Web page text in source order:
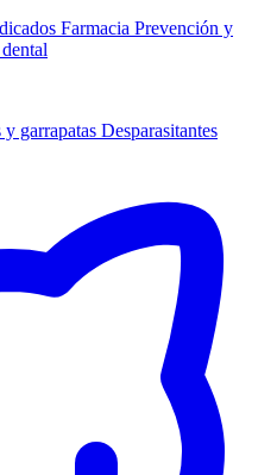
Farmacia Prevención y
garrapatas Desparasitantes